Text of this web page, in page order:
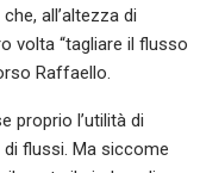
all’altezza di
volta “tagliare il flusso
Raffaello.
proprio l’utilità di
flussi. Ma siccome